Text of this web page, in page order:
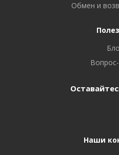
Обмен и
Наши